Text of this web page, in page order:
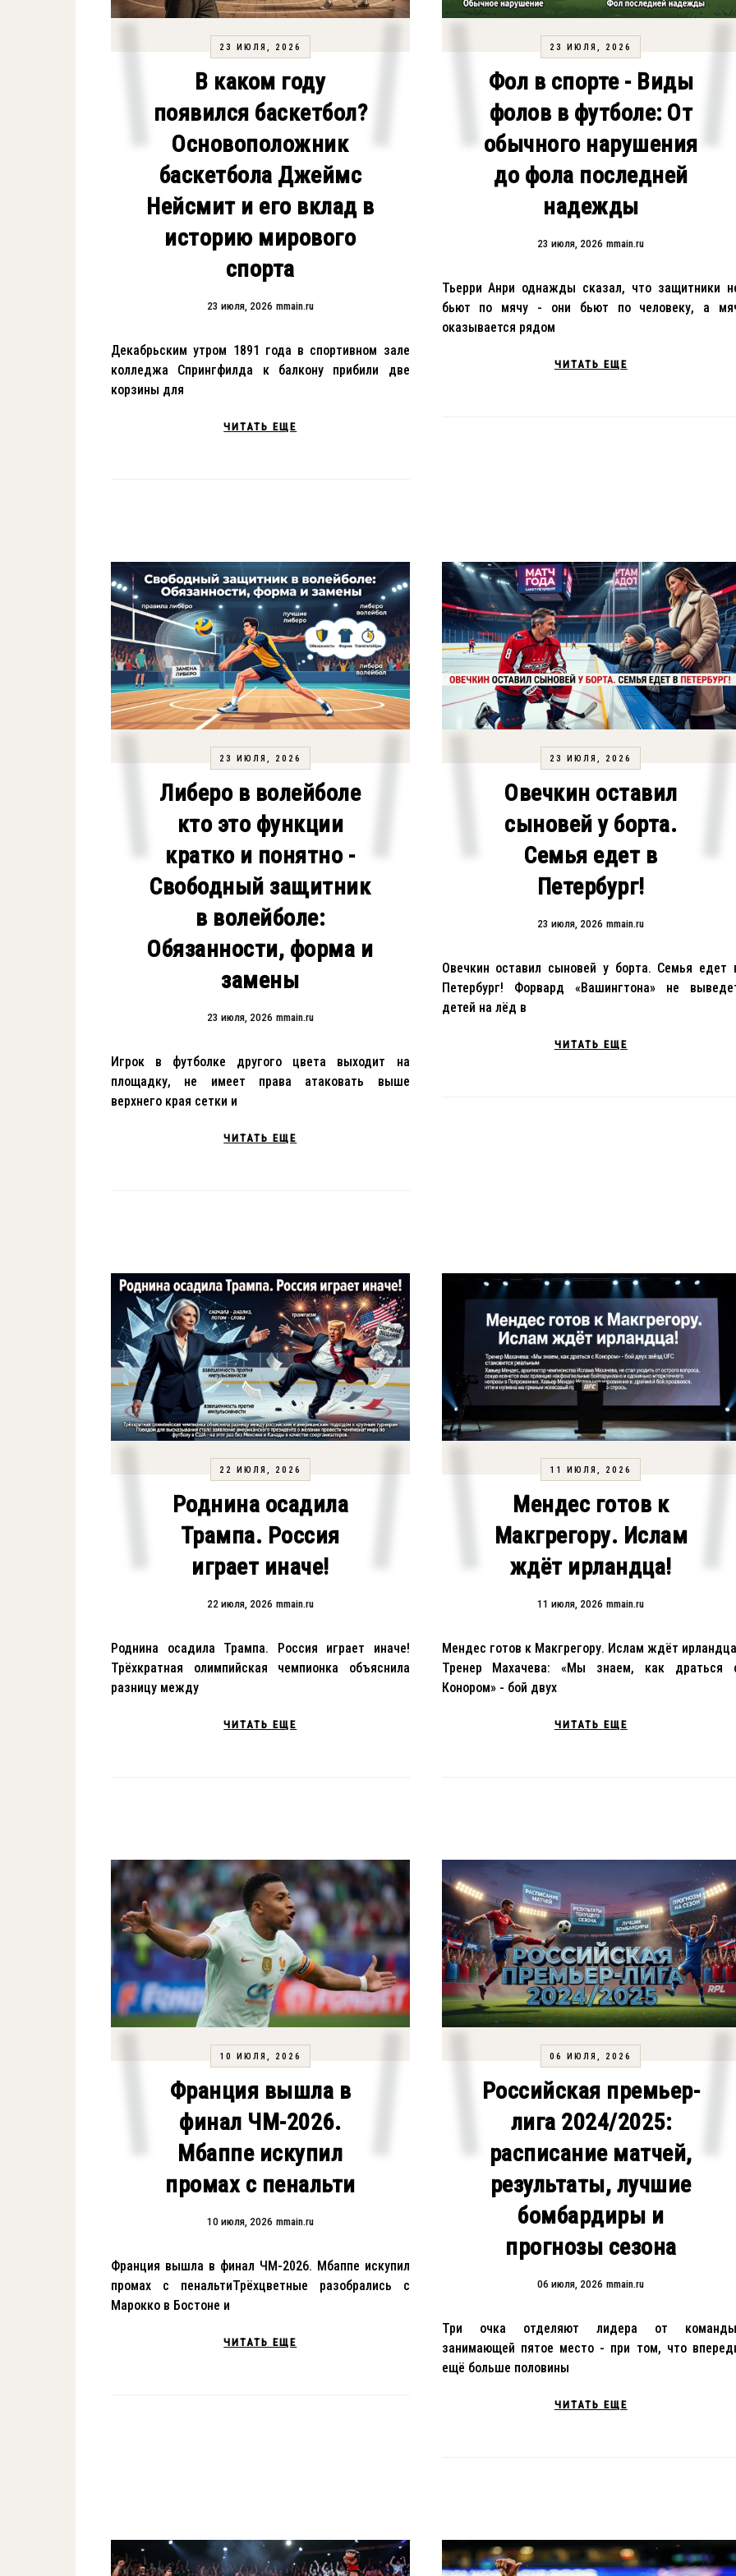
23 ИЮЛЯ, 2026
В каком году
появился баскетбол?
Основоположник
баскетбола Джеймс
Нейсмит и его вклад в
историю мирового
спорта
23 июля, 2026 mmain.ru
Декабрьским утром 1891 года в спортивном зале
колледжа Спрингфилда к балкону прибили две
корзины для
ЧИТАТЬ ЕЩЕ
23 ИЮЛЯ, 2026
Фол в спорте - Виды
фолов в футболе: От
обычного нарушения
до фола последней
надежды
23 июля, 2026 mmain.ru
Тьерри Анри однажды сказал, что защитники
бьют по мячу - они бьют по человеку, а
оказывается рядом
ЧИТАТЬ ЕЩЕ
23 ИЮЛЯ, 2026
Либеро в волейболе
кто это функции
кратко и понятно -
Свободный защитник
в волейболе:
Обязанности, форма и
замены
23 июля, 2026 mmain.ru
Игрок в футболке другого цвета выходит на
площадку, не имеет права атаковать выше
верхнего края сетки и
ЧИТАТЬ ЕЩЕ
23 ИЮЛЯ, 2026
Овечкин оставил
сыновей у борта.
Семья едет в
Петербург!
23 июля, 2026 mmain.ru
Овечкин оставил сыновей у борта. Семья едет
Петербург! Форвард «Вашингтона» не
детей на лёд в
ЧИТАТЬ ЕЩЕ
22 ИЮЛЯ, 2026
Роднина осадила
Трампа. Россия
играет иначе!
22 июля, 2026 mmain.ru
Роднина осадила Трампа. Россия играет иначе!
Трёхкратная олимпийская чемпионка объяснила
разницу между
ЧИТАТЬ ЕЩЕ
11 ИЮЛЯ, 2026
Мендес готов к
Макгрегору. Ислам
ждёт ирландца!
11 июля, 2026 mmain.ru
Мендес готов к Макгрегору. Ислам ждёт
Тренер Махачева: «Мы знаем, как драться
Конором» - бой двух
ЧИТАТЬ ЕЩЕ
10 ИЮЛЯ, 2026
Франция вышла в
финал ЧМ-2026.
Мбаппе искупил
промах с пенальти
10 июля, 2026 mmain.ru
Франция вышла в финал ЧМ-2026. Мбаппе искупил
промах с пенальтиТрёхцветные разобрались с
Марокко в Бостоне и
ЧИТАТЬ ЕЩЕ
06 ИЮЛЯ, 2026
Российская премьер-
лига 2024/2025:
расписание матчей,
результаты, лучшие
бомбардиры и
прогнозы сезона
06 июля, 2026 mmain.ru
Три очка отделяют лидера от
занимающей пятое место - при том, что
ещё больше половины
ЧИТАТЬ ЕЩЕ